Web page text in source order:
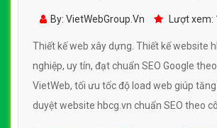
By: VietWebGroup.Vn Lượt xem:
Thiết kế web xây dựng. Thiết kế website
nghiệp, uy tín, đạt chuẩn SEO Google
VietWeb, tối ưu tốc độ load web giúp
duyệt website hbcg.vn chuẩn SEO theo